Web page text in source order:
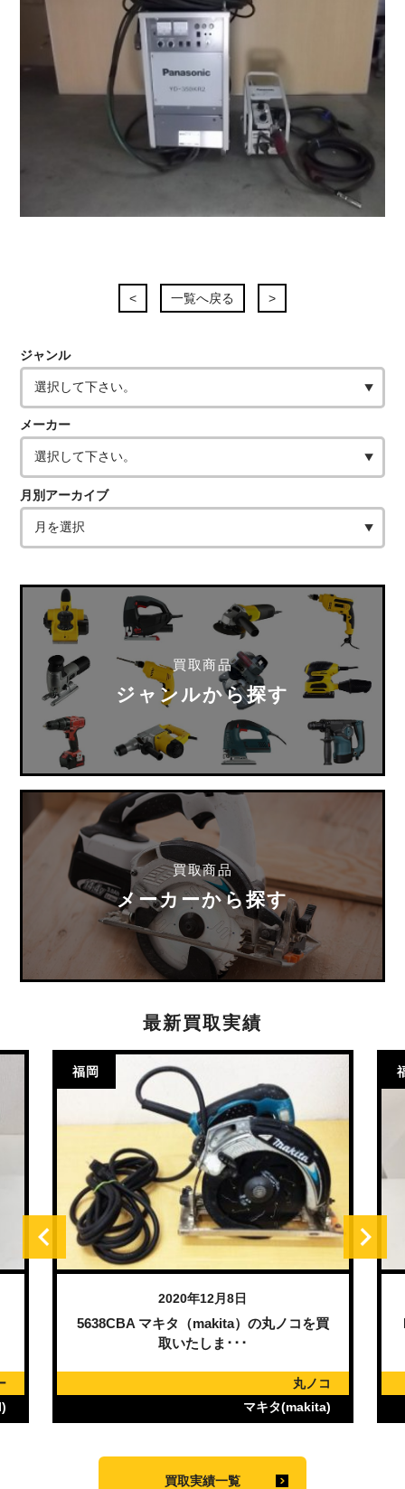
< 一覧へ戻る >
ジャンル
メーカー
月別アーカイブ
買取商品
ジャンルから探す
買取商品
メーカーから探す
最新買取実績
福岡
2020年12月8日
5638CBA マキタ（makita）の丸ノコを買
取いたしま･･･
丸ノコ
マキタ(makita)
買取実績一覧